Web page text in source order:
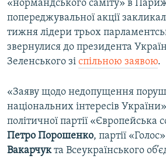
«нормандського саміту» в
попереджувальної акції
тижня лідери трьох
звернулися до президента
Зеленського зі спільною заявою.
«Заяву щодо недопущення
національних інтересів
політичної партії «Європейська
Петро Порошенко, партії «Голос»
Вакарчукта Всеукраїнського